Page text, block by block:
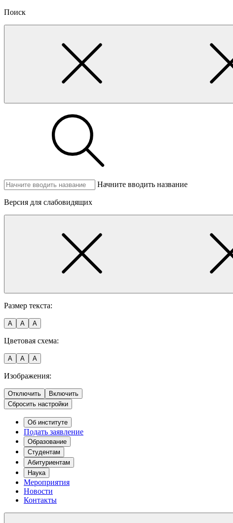
Поиск
Начните вводить название
Версия для слабовидящих
Размер текста:
A A A
Цветовая схема:
A A A
Изображения:
Отключить
Включить
Сбросить настройки
Об институте
Подать заявление
Образование
Студентам
Абитуриентам
Наука
Мероприятия
Новости
Контакты